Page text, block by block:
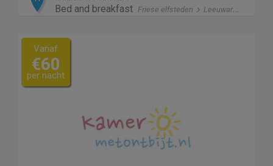
Bed and breakfast Friese elfsteden Leeuwarden
Vanaf
€60
per nacht